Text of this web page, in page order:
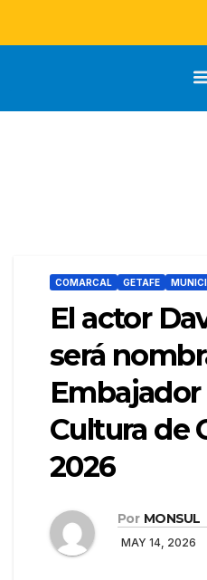
COMARCAL GETAFE
El actor
será
Embajador
Cultura de
2026
Por MONSUL
MAY 14, 2026